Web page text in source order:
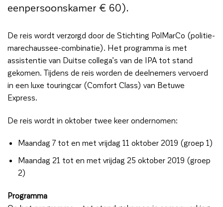
eenpersoonskamer € 60).
De reis wordt verzorgd door de Stichting PolMarCo (politie-
marechaussee-combinatie). Het programma is met
assistentie van Duitse collega’s van de IPA tot stand
gekomen. Tijdens de reis worden de deelnemers vervoerd
in een luxe touringcar (Comfort Class) van Betuwe
Express.
De reis wordt in oktober twee keer ondernomen:
Maandag 7 tot en met vrijdag 11 oktober 2019 (groep 1)
Maandag 21 tot en met vrijdag 25 oktober 2019 (groep
2)
Programma